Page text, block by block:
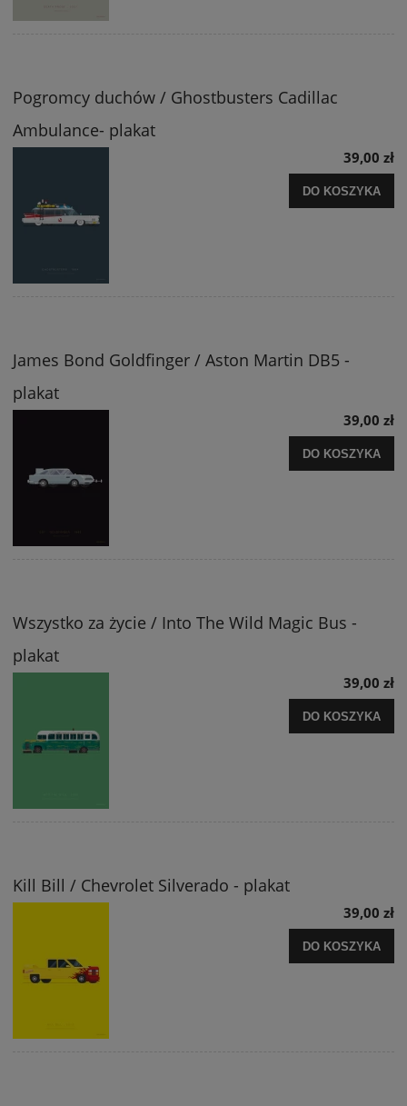
Pogromcy duchów / Ghostbusters Cadillac
Ambulance- plakat
39,00 zł
DO KOSZYKA
James Bond Goldfinger / Aston Martin DB5 -
plakat
39,00 zł
DO KOSZYKA
Wszystko za życie / Into The Wild Magic Bus -
plakat
39,00 zł
DO KOSZYKA
Kill Bill / Chevrolet Silverado - plakat
39,00 zł
DO KOSZYKA